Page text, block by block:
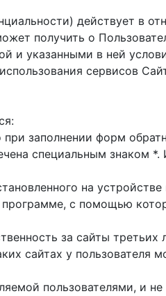
действует в
получить о
и указанными в ней
сервисов
заполнении форм
специальным знаком
на
с помощью
за сайты
сайтах у пользователя
пользователями, и